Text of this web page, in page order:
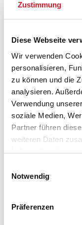
Zustimmung
Diese Webseite
Wir verwenden
personalisieren,
zu können und die
analysieren.
Verwendung
soziale Medien,
Partner führen
weiteren Daten
haben oder die sie
Notwendig
Präferenzen
6830 Nørre Nebel